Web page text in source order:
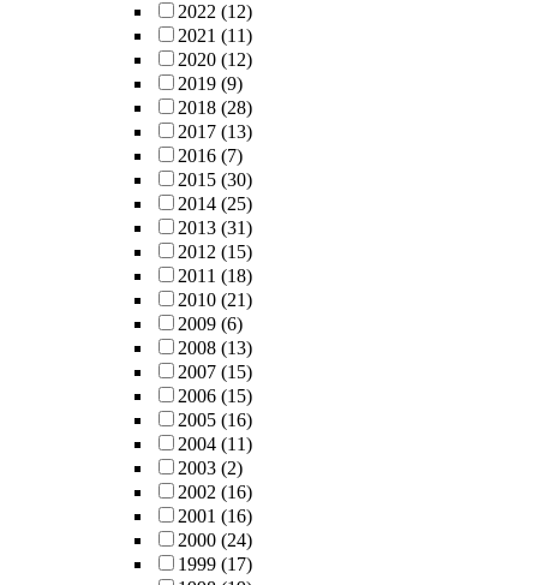
2022 (12)
2021 (11)
2020 (12)
2019 (9)
2018 (28)
2017 (13)
2016 (7)
2015 (30)
2014 (25)
2013 (31)
2012 (15)
2011 (18)
2010 (21)
2009 (6)
2008 (13)
2007 (15)
2006 (15)
2005 (16)
2004 (11)
2003 (2)
2002 (16)
2001 (16)
2000 (24)
1999 (17)